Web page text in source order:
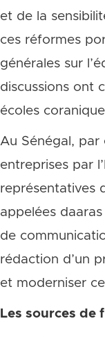
et de la
ces réformes
générales sur
discussions ont
écoles
Au Sénégal, par
entreprises par
représentatives
appelées
de
rédaction d’un
et moderniser
Les sources de